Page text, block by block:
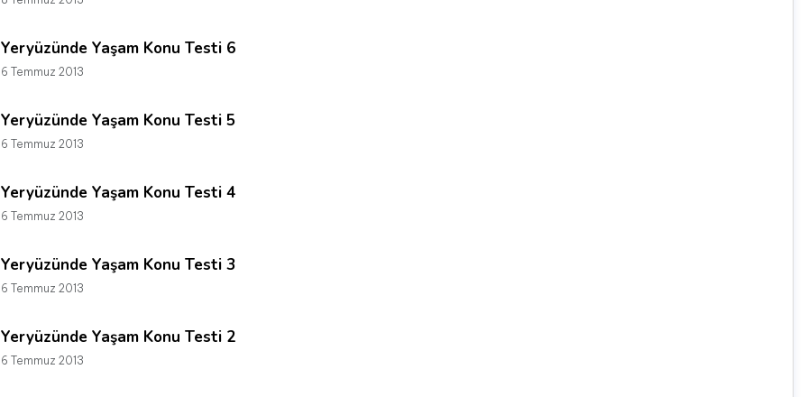
Yeryüzünde Yaşam Konu Testi 6
6 Temmuz 2013
Yeryüzünde Yaşam Konu Testi 5
6 Temmuz 2013
Yeryüzünde Yaşam Konu Testi 4
6 Temmuz 2013
Yeryüzünde Yaşam Konu Testi 3
6 Temmuz 2013
Yeryüzünde Yaşam Konu Testi 2
6 Temmuz 2013